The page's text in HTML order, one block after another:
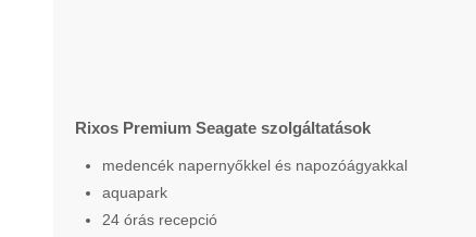
Rixos Premium Seagate szolgáltatások
medencék napernyőkkel és napozóágyakkal
aquapark
24 órás recepció